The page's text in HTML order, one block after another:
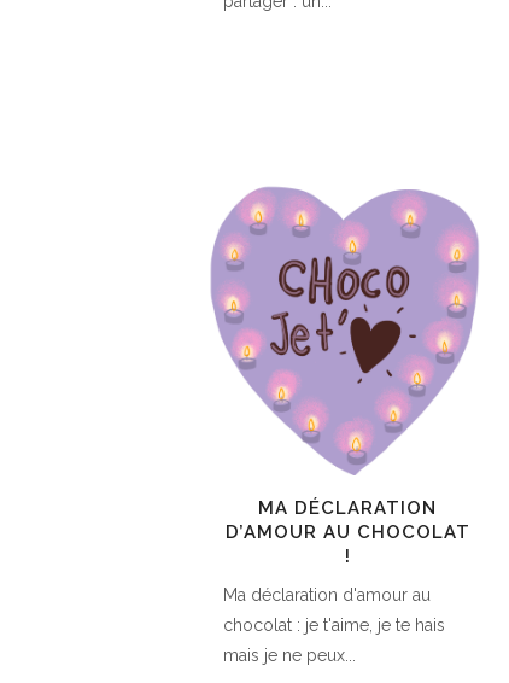
MA DÉCLARATION
D’AMOUR AU CHOCOLAT
!
Ma déclaration d'amour au
chocolat : je t'aime, je te hais
mais je ne peux...